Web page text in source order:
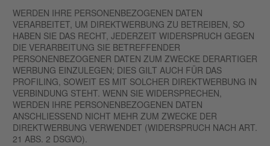
WERDEN IHRE PERSONENBEZOGENEN DATEN
VERARBEITET, UM DIREKTWERBUNG ZU BETREIBEN, SO
HABEN SIE DAS RECHT, JEDERZEIT WIDERSPRUCH GEGEN
DIE VERARBEITUNG SIE BETREFFENDER
PERSONENBEZOGENER DATEN ZUM ZWECKE DERARTIGER
WERBUNG EINZULEGEN; DIES GILT AUCH FÜR DAS
PROFILING, SOWEIT ES MIT SOLCHER DIREKTWERBUNG IN
VERBINDUNG STEHT. WENN SIE WIDERSPRECHEN,
WERDEN IHRE PERSONENBEZOGENEN DATEN
ANSCHLIESSEND NICHT MEHR ZUM ZWECKE DER
DIREKTWERBUNG VERWENDET (WIDERSPRUCH NACH ART.
21 ABS. 2 DSGVO).